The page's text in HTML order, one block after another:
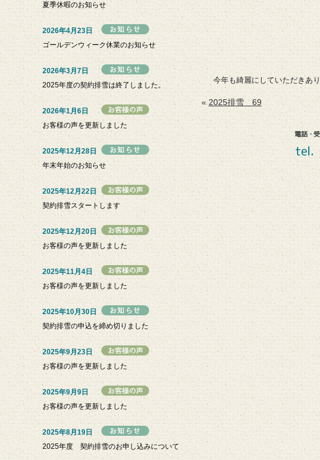
今年も綺麗にしていただきあ
«2025排雪 69
夏季休暇のお知らせ
2026年4月23日
ゴールデンウィーク休業のお知らせ
2026年3月7日
2025年度の契約排雪は終了しました。
2026年1月6日
お客様の声を更新しました
2025年12月28日
年末年始のお知らせ
2025年12月22日
契約排雪スタートします
2025年12月20日
お客様の声を更新しました
2025年11月4日
お客様の声を更新しました
2025年10月30日
契約排雪の申込を締め切りました
2025年9月23日
お客様の声を更新しました
2025年9月9日
お客様の声を更新しました
2025年8月19日
2025年度 契約排雪のお申し込みについて